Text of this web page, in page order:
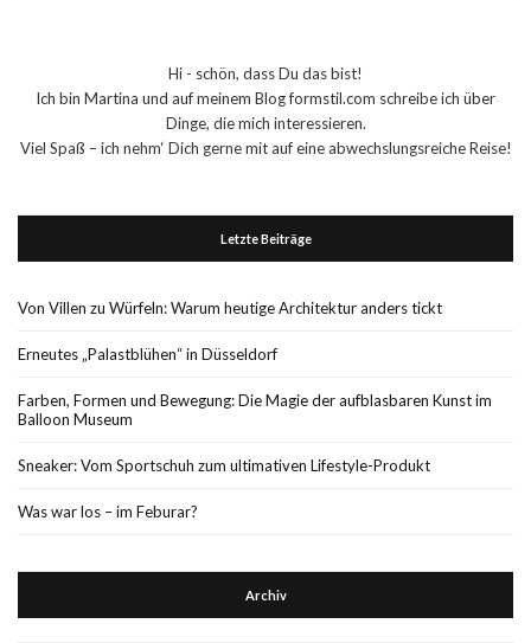
Hi - schön, dass Du das bist!
Ich bin Martina und auf meinem Blog formstil.com schreibe ich über
Dinge, die mich interessieren.
Viel Spaß – ich nehm‘ Dich gerne mit auf eine abwechslungsreiche Reise!
Letzte Beiträge
Von Villen zu Würfeln: Warum heutige Architektur anders tickt
Erneutes „Palastblühen“ in Düsseldorf
Farben, Formen und Bewegung: Die Magie der aufblasbaren Kunst im
Balloon Museum
Sneaker: Vom Sportschuh zum ultimativen Lifestyle-Produkt
Was war los – im Feburar?
Archiv